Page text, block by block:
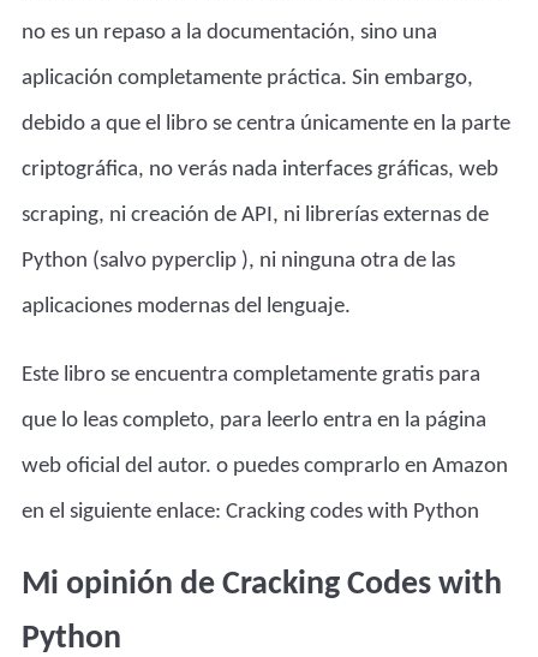
no es un repaso a la documentación, sino una
aplicación completamente práctica. Sin embargo,
debido a que el libro se centra únicamente en la parte
criptográfica, no verás nada interfaces gráficas, web
scraping, ni creación de API, ni librerías externas de
Python (salvo pyperclip), ni ninguna otra de las
aplicaciones modernas del lenguaje.
Este libro se encuentra completamente gratis para
que lo leas completo, para leerlo entra en la página
web oficial del autor. o puedes comprarlo en Amazon
en el siguiente enlace: Cracking codes with Python
Mi opinión de Cracking Codes with
Python